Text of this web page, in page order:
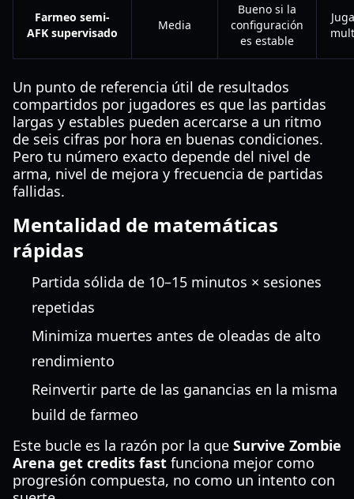
Farmeo semi-
AFK supervisado
Media
Bueno si la
configuración
es estable
Un punto de referencia útil de resultados
compartidos por jugadores es que las partidas
largas y estables pueden acercarse a un ritmo
de seis cifras por hora en buenas condiciones.
Pero tu número exacto depende del nivel de
arma, nivel de mejora y frecuencia de partidas
fallidas.
Mentalidad de matemáticas
rápidas
Partida sólida de 10–15 minutos × sesiones
repetidas
Minimiza muertes antes de oleadas de alto
rendimiento
Reinvertir parte de las ganancias en la misma
build de farmeo
Este bucle es la razón por la que Survive Zombie
Arena get credits fast funciona mejor como
progresión compuesta, no como un intento con